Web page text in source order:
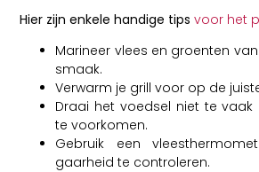
Hier zijn enkele handige tipsvoor het
Marineer vlees en groenten
smaak.
Verwarm je grill voor op de
Draai het voedsel niet te
te voorkomen.
Gebruik een
gaarheid te controleren.